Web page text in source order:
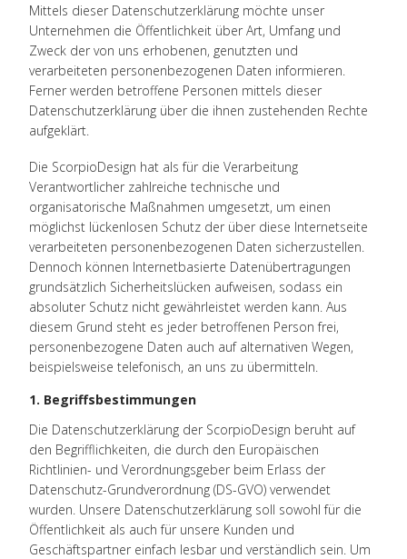
Mittels dieser Datenschutzerklärung möchte unser
Unternehmen die Öffentlichkeit über Art, Umfang und
Zweck der von uns erhobenen, genutzten und
verarbeiteten personenbezogenen Daten informieren.
Ferner werden betroffene Personen mittels dieser
Datenschutzerklärung über die ihnen zustehenden Rechte
aufgeklärt.
Die ScorpioDesign hat als für die Verarbeitung
Verantwortlicher zahlreiche technische und
organisatorische Maßnahmen umgesetzt, um einen
möglichst lückenlosen Schutz der über diese Internetseite
verarbeiteten personenbezogenen Daten sicherzustellen.
Dennoch können Internetbasierte Datenübertragungen
grundsätzlich Sicherheitslücken aufweisen, sodass ein
absoluter Schutz nicht gewährleistet werden kann. Aus
diesem Grund steht es jeder betroffenen Person frei,
personenbezogene Daten auch auf alternativen Wegen,
beispielsweise telefonisch, an uns zu übermitteln.
1. Begriffsbestimmungen
Die Datenschutzerklärung der ScorpioDesign beruht auf
den Begrifflichkeiten, die durch den Europäischen
Richtlinien- und Verordnungsgeber beim Erlass der
Datenschutz-Grundverordnung (DS-GVO) verwendet
wurden. Unsere Datenschutzerklärung soll sowohl für die
Öffentlichkeit als auch für unsere Kunden und
Geschäftspartner einfach lesbar und verständlich sein. Um